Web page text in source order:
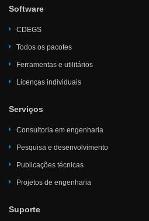
Software
CDEGS
Todos os pacotes
Ferramentas e utilitários
Licenças individuais
Serviços
Consultoria em engenharia
Pesquisa e desenvolvimento
Publicações técnicas
Projetos de engenharia
Suporte